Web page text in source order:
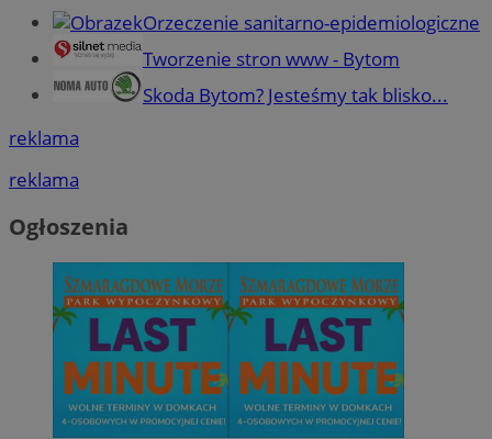
Orzeczenie sanitarno-epidemiologiczne
Tworzenie stron www - Bytom
Skoda Bytom? Jesteśmy tak blisko...
reklama
reklama
Ogłoszenia